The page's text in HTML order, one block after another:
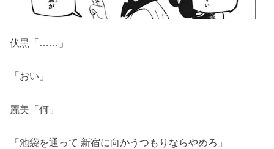
伏黒「……」
「おい」
麗美「何」
「池袋を通って 新宿に向かうつもりならやめろ」